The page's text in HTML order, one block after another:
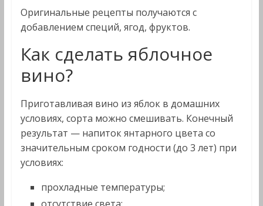
Оригинальные рецепты получаются с
добавлением специй, ягод, фруктов.
Как сделать яблочное
вино?
Приготавливая вино из яблок в домашних
условиях, сорта можно смешивать. Конечный
результат — напиток янтарного цвета со
значительным сроком годности (до 3 лет) при
условиях:
прохладные температуры;